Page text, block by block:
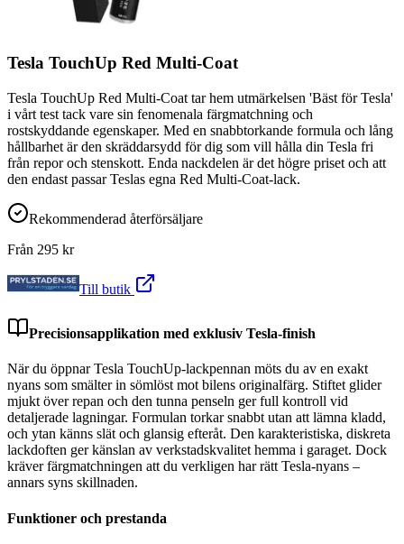
Tesla TouchUp Red Multi-Coat
Tesla TouchUp Red Multi-Coat tar hem utmärkelsen 'Bäst för Tesla'
i vårt test tack vare sin fenomenala färgmatchning och
rostskyddande egenskaper. Med en snabbtorkande formula och lång
hållbarhet är den skräddarsydd för dig som vill hålla din Tesla fri
från repor och stenskott. Enda nackdelen är det högre priset och att
den endast passar Teslas egna Red Multi-Coat-lack.
Rekommenderad återförsäljare
Från 295 kr
Till butik
Precisionsapplikation med exklusiv Tesla-finish
När du öppnar Tesla TouchUp-lackpennan möts du av en exakt
nyans som smälter in sömlöst mot bilens originalfärg. Stiftet glider
mjukt över repan och den tunna penseln ger full kontroll vid
detaljerade lagningar. Formulan torkar snabbt utan att lämna kladd,
och ytan känns slät och glansig efteråt. Den karakteristiska, diskreta
lackdoften ger känslan av verkstadskvalitet hemma i garaget. Dock
kräver färgmatchningen att du verkligen har rätt Tesla-nyans –
annars syns skillnaden.
Funktioner och prestanda